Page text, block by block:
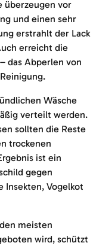
überzeugen vor
und einen sehr
erstrahlt der Lack
erreicht die
das Abperlen von
Wäsche
verteilt werden.
sollten die Reste
trockenen
ist ein
gegen
Insekten, Vogelkot
meisten
wird, schützt